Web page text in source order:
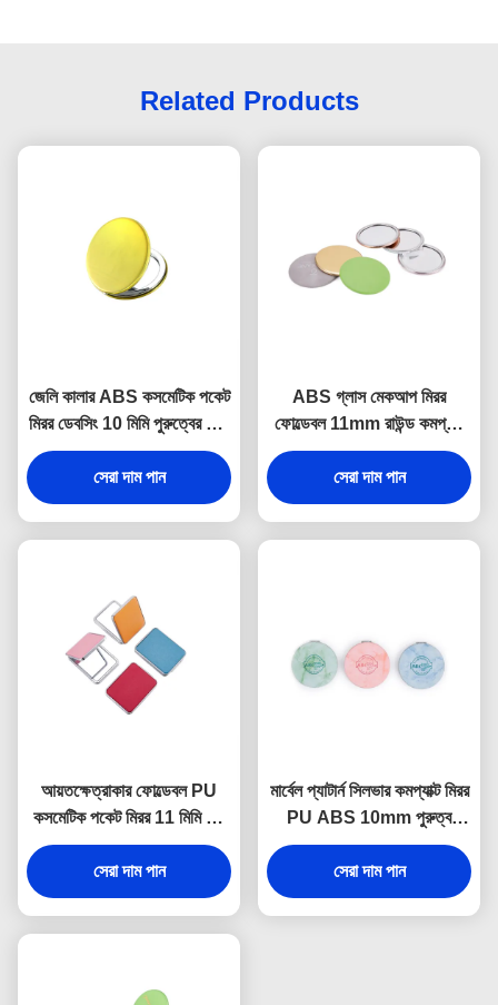
Related Products
জেলি কালার ABS কসমেটিক পকেট
মিরর ডেবসিং 10 মিমি পুরুত্বের ছোট
হাতের আয়না
সেরা দাম পান
ABS গ্লাস মেকআপ মিরর
ফোল্ডেবল 11mm রাউন্ড কমপ্যাক্ট
মিরর লোগো PU লেদার
সেরা দাম পান
আয়তক্ষেত্রাকার ফোল্ডেবল PU
কসমেটিক পকেট মিরর 11 মিমি পুরু
ছোট ভ্রমণ আয়না
সেরা দাম পান
মার্বেল প্যাটার্ন সিলভার কমপ্যাক্ট মিরর
PU ABS 10mm পুরুত্ব
ফোল্ডেবল মেকআপ মিরর
সেরা দাম পান